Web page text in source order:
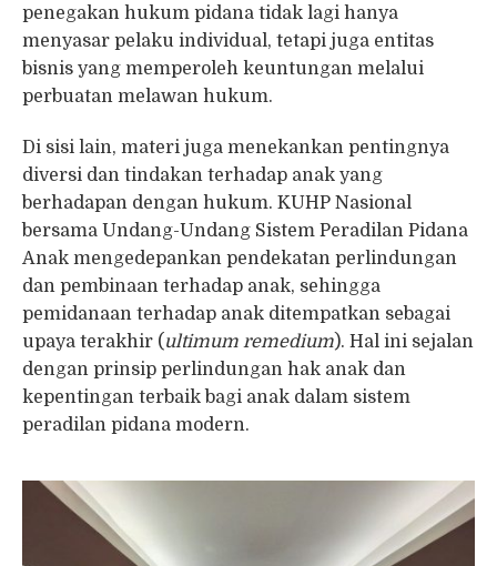
penegakan hukum pidana tidak lagi hanya
menyasar pelaku individual, tetapi juga entitas
bisnis yang memperoleh keuntungan melalui
perbuatan melawan hukum.
Di sisi lain, materi juga menekankan pentingnya
diversi dan tindakan terhadap anak yang
berhadapan dengan hukum. KUHP Nasional
bersama Undang-Undang Sistem Peradilan Pidana
Anak mengedepankan pendekatan perlindungan
dan pembinaan terhadap anak, sehingga
pemidanaan terhadap anak ditempatkan sebagai
upaya terakhir ( ultimum remedium). Hal ini sejalan
dengan prinsip perlindungan hak anak dan
kepentingan terbaik bagi anak dalam sistem
peradilan pidana modern.